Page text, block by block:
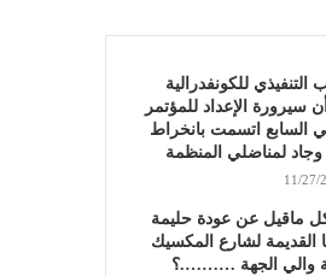
التنفيذي للكونفدرالية
سيرورة الإعداد للمؤتمر
السابع اتسمت بانخراط
لمناضلي المنظمة
11/27/
ماقيل عن عودة حليمة
القديمة لشارع المكسيك
والي الجهة ……….؟